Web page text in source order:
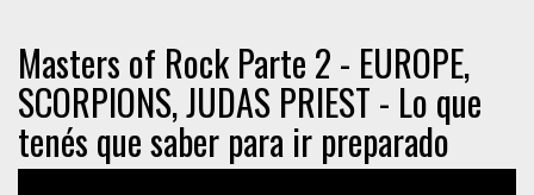
Masters of Rock Parte 2 - EUROPE,
SCORPIONS, JUDAS PRIEST - Lo que
tenés que saber para ir preparado